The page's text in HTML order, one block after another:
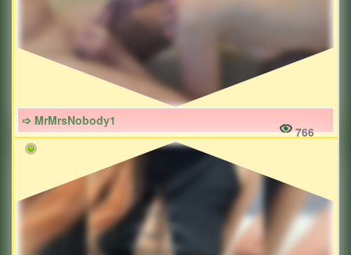
➩ MrMrsNobody1
766